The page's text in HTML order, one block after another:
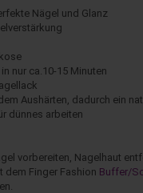
Nägel und Glanz
nur ca.10-15 Minuten
Aushärten, dadurch ein
dünnes arbeiten
vorbereiten, Nagelhaut
dem Finger Fashion Buffer/